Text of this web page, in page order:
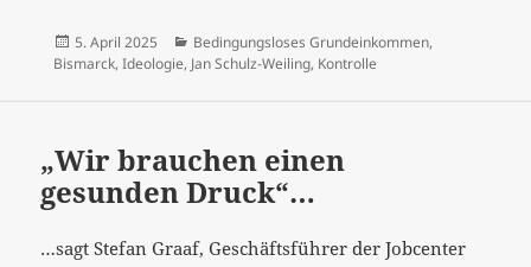
Veröffentlicht
am
5. April 2025 Kategorien
Bedingungsloses Grundeinkommen,
Bismarck, Ideologie, Jan Schulz-Weiling, Kontrolle
„Wir brauchen einen
gesunden Druck“…
…sagt Stefan Graaf, Geschäftsführer der Jobcenter